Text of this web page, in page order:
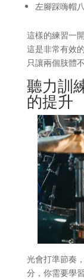
左腳踩嗨帽
這樣的練習一
這是非常有效
只讓兩個肢體
聽力訓
的提升
光會打準節奏
分，你需要學